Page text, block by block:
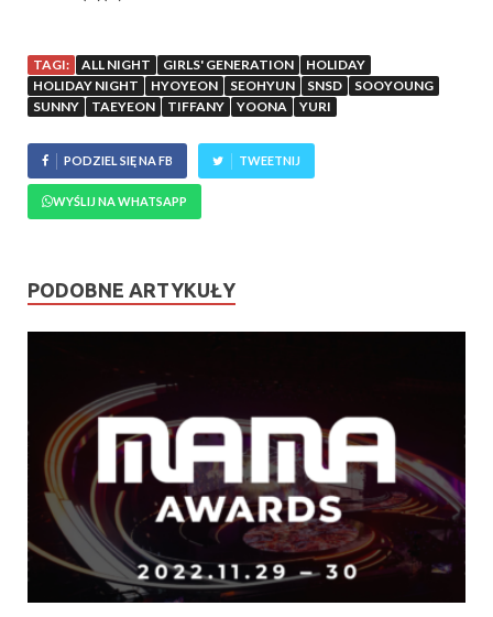
TAGI: ALL NIGHT GIRLS' GENERATION
HOLIDAY
HOLIDAY NIGHT
HYOYEON SEOHYUN SNSD
SOOYOUNG
SUNNY
TAEYEON TIFFANY YOONA YURI
PODZIEL SIĘ NA FB TWEETNIJ
WYŚLIJ NA WHATSAPP
PODOBNE ARTYKUŁY